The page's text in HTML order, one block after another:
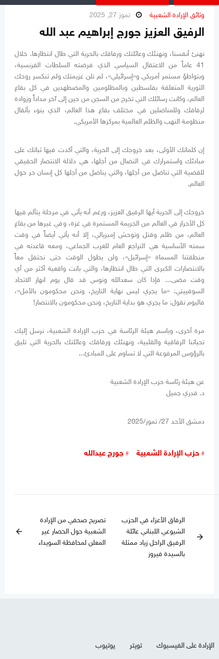
وثائق الإرادة الشعبية تموز 27, 2025
الرفيق العزيز جورج إبراهيم عبد الله
نهنئ أنفسنا، ونهنئك وعائلتك ورفاقك بالحرية التي طال انتظارها. خلال
41 عاماً من الاعتقال السياسي الذي فرضته السلطات الفرنسية،
وبتواطؤ مستمر أمريكي و«إسرائيلي»، لم تلن عزيمتك ولم تنكسر روحك
الثورية المتعلقة بفلسطين وبالمظلومين والمضطهدين في كل بقاع
العالم، وكانت رسائلك التي تخرج من السجن من حين إلى آخر مداداً وزوادة
لرفاقك وللمناضلين في مختلف بقاع هذا العالم، الذي ينوء بأثقال
منظومة النهب والظلم العالمية بمركزها الأمريكي.
إن كلماتك الأولى، بعد خروجك إلى الحرية، والتي أكدت فيها ثباتك على
مبادئك واستمرارك في النضال من أجلها، هي دلالة الانتصار الحقيقي
للقضية التي تناضل من أجلها، والتي يناضل من أجلها كل إنسان حر حول
العالم.
خروجك إلى الحرية أيها الرفيق العزيز، ورغم أنه يأتي في مرحلة يتألم فيها
كل الأحرار في العالم من الجريمة المستمرة في غزة، وفي غيرها من بقاع
العالم، من ظلم وقتل وتوحش إمبريالي، إلا أنه يأتي أيضاً في وقت
سمته الأساسية هي التراجع العام للغرب الجماعي، ومعه قاعدته في
منطقتنا المسماة «إسرائيل»، ولن يطول الوقت حتى نحتفل معاً
بالانتصارات الكبرى التي طال انتظارها، والتي باتت واقعية أكثر من أي
وقت مضى... فإذا كان سعدالله ونوس قد قال يوم انهار الاتحاد
السوفييتي: «ما يجري ليس نهاية التاريخ، ونحن محكومون بالأمل»،
فاليوم نقول: ما يجري هو بداية التاريخ، ونحن محكومون بالانتصار!
مرة أخرى، وباسم هيئة الرئاسة في حزب الإرادة الشعبية، نرسل إليك
تحياتنا الرفاقية والقلبية، ونهنئك ورفاقك وعائلتك بالحرية التي تليق
بالرؤوس المرفوعة التي لا تساوم على المبادئ...
عن هيئة رئاسة حزب الإرادة الشعبية
د. قدري جميل
دمشق الأحد 27/ تموز/2025
حزب الإرادة الشعبية جورج عبدالله
arrow_forward
الرفاق الأعزاء في الحزب
الشيوعي اللبناني عائلة
الرفيق الراحل زياد ممثلة
بالسيدة فيروز
تصريح صحفي من الإرادة
الشعبية حول الحصار غير
المعلن لمحافظة السويداء
arrow_back
الإرادة على الفيسبوك تويتر يوتيوب